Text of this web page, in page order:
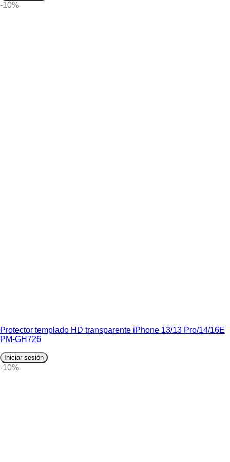
-10%
Protector templado HD transparente iPhone 13/13 Pro/14/16E
PM-GH726
Iniciar sesión
-10%